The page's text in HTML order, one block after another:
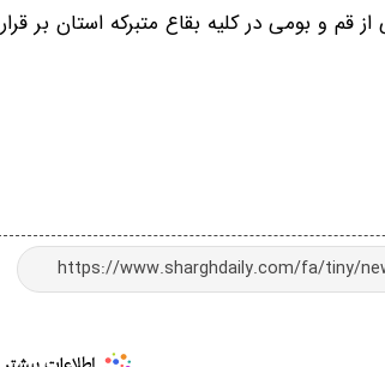
و بومی در کلیه بقاع متبرکه استان بر قرار